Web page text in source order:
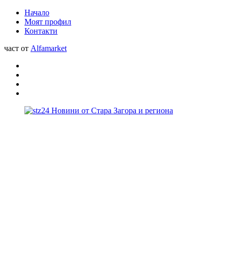
Начало
Моят профил
Контакти
част от Alfamarket